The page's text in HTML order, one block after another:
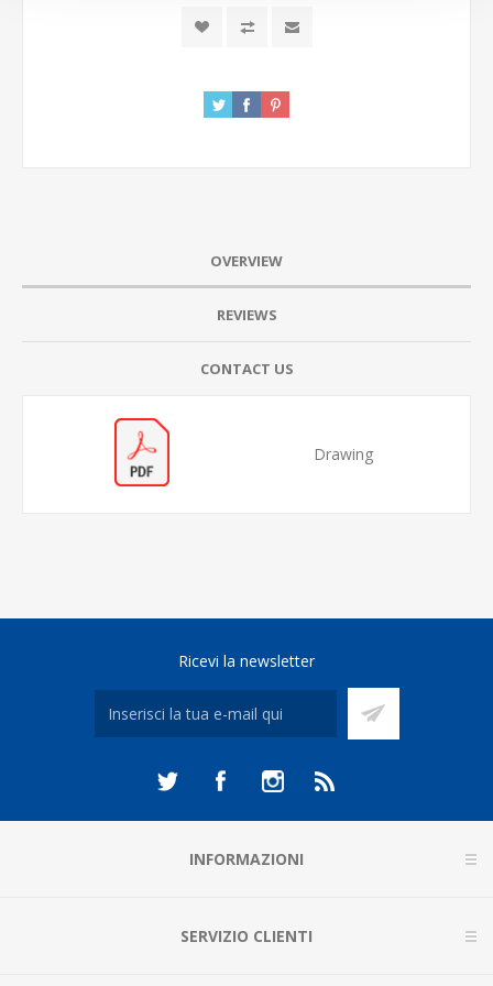
OVERVIEW
REVIEWS
CONTACT US
Drawing
Ricevi la newsletter
INFORMAZIONI
SERVIZIO CLIENTI